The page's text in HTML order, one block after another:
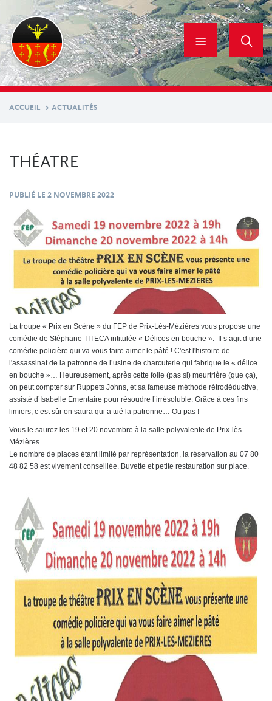
contenu
principal
ACCUEIL ACTUALITÉS
THÉATRE
PUBLIÉ LE 2 NOVEMBRE 2022
La troupe « Prix en Scène » du FEP de Prix-Lès-Mézières vous propose une
comédie de Stéphane TITECA intitulée « Délices en bouche ». Il s’agit d’une
comédie policière qui va vous faire aimer le pâté ! C'est l'histoire de
l'assassinat de la patronne de l’usine de charcuterie qui fabrique le « délice
en bouche »… Heureusement, après cette folie (pas si) meurtrière (que ça),
on peut compter sur Ruppets Johns, et sa fameuse méthode rétrodéductive,
assisté d’Isabelle Ementaire pour résoudre l’irrésoluble. Grâce à ces fins
limiers, c’est sûr on saura qui a tué la patronne… Ou pas !
Vous le saurez les 19 et 20 novembre à la salle polyvalente de Prix-lès-
Mézières.
Le nombre de places étant limité par représentation, la réservation au 07 80
48 82 58 est vivement conseillée. Buvette et petite restauration sur place.